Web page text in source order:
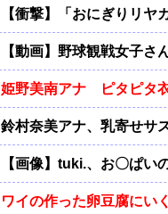
【衝撃】「おにぎりリ
【動画】野球観戦女子
姫野美南アナ ピタピタ
鈴村奈美アナ、乳寄せサ
【画像】tuki.、お〇ぱい
ワイの作った卵豆腐にい